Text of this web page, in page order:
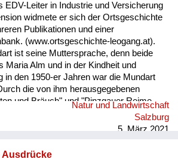
EDV-Leiter in Industrie und Versicherung
widmete er sich der Ortsgeschichte
Publikationen und einer
(www.ortsgeschichte-leogang.at).
ist seine Muttersprache, denn beide
Maria Alm und in der Kindheit und
in den 1950-er Jahren war die Mundart
die von ihm herausgegebenen
und Bräuch" und "Pinzgauer Reime,
der Maria Almer Mundartdichterin
wurde sein Interesse an dieser Sprache
Natur und Landwirtschaft
Salzburg
5. März 2021
Ausdrücke